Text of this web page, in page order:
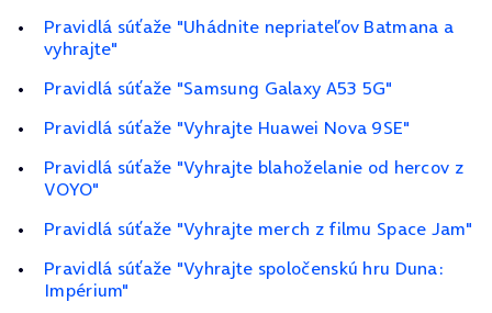
Pravidlá súťaže "Uhádnite nepriateľov Batmana a
vyhrajte"
Pravidlá súťaže "Samsung Galaxy A53 5G"
Pravidlá súťaže "Vyhrajte Huawei Nova 9SE"
Pravidlá súťaže "Vyhrajte blahoželanie od hercov z
VOYO"
Pravidlá súťaže "Vyhrajte merch z filmu Space Jam"
Pravidlá súťaže "Vyhrajte spoločenskú hru Duna:
Impérium"